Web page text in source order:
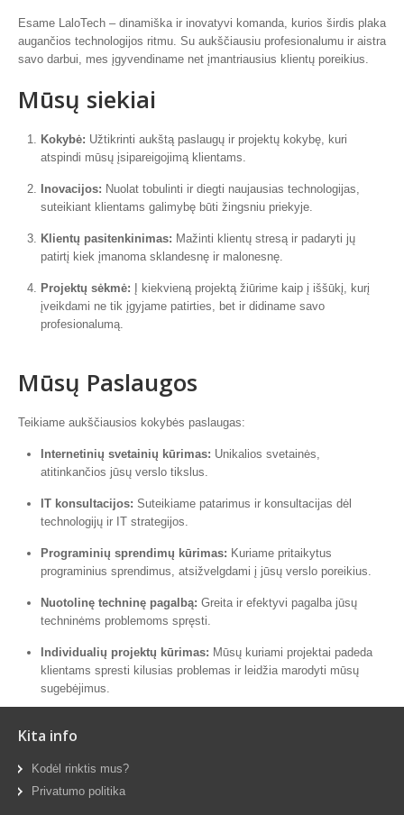
Esame LaloTech – dinamiška ir inovatyvi komanda, kurios širdis plaka
augančios technologijos ritmu. Su aukščiausiu profesionalumu ir aistra
savo darbui, mes įgyvendiname net įmantriausius klientų poreikius.
Mūsų siekiai
Kokybė: Užtikrinti aukštą paslaugų ir projektų kokybę, kuri
atspindi mūsų įsipareigojimą klientams.
Inovacijos: Nuolat tobulinti ir diegti naujausias technologijas,
suteikiant klientams galimybę būti žingsniu priekyje.
Klientų pasitenkinimas: Mažinti klientų stresą ir padaryti jų
patirtį kiek įmanoma sklandesnę ir malonesnę.
Projektų sėkmė: Į kiekvieną projektą žiūrime kaip į iššūkį, kurį
įveikdami ne tik įgyjame patirties, bet ir didiname savo
profesionalumą.
Mūsų Paslaugos
Teikiame aukščiausios kokybės paslaugas:
Internetinių svetainių kūrimas: Unikalios svetainės,
atitinkančios jūsų verslo tikslus.
IT konsultacijos: Suteikiame patarimus ir konsultacijas dėl
technologijų ir IT strategijos.
Programinių sprendimų kūrimas: Kuriame pritaikytus
programinius sprendimus, atsižvelgdami į jūsų verslo poreikius.
Nuotolinę techninę pagalbą: Greita ir efektyvi pagalba jūsų
techninėms problemoms spręsti.
Individualių projektų kūrimas: Mūsų kuriami projektai padeda
klientams spresti kilusias problemas ir leidžia marodyti mūsų
sugebėjimus.
Kita info
Kodėl rinktis mus?
Privatumo politika